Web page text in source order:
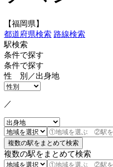
【福岡県】
都道府県検索 路線検索
駅検索
条件で探す
条件で探す
性 別／出身地
／
複数の駅をまとめて検索